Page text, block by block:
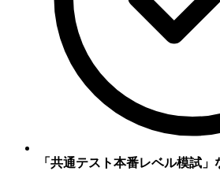
「共通テスト本番レベル模試